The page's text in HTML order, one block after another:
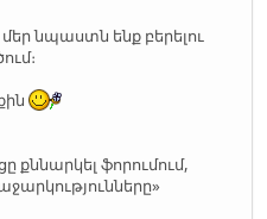
նպաստն ենք բերելու
քննարկել ֆորումում,